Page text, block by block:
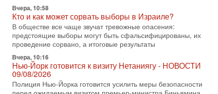
Вчера, 10:58
Кто и как может сорвать выборы в Израиле?
В обществе все чаще звучат тревожные опасения:
предстоящие выборы могут быть сфальсифицированы, их
проведение сорвано, а итоговые результаты
Вчера, 10:16
Нью-Йорк готовится к визиту Нетаниягу - НОВОСТИ
09/08/2026
Полиция Нью-Йорка готовится усилить меры безопасности